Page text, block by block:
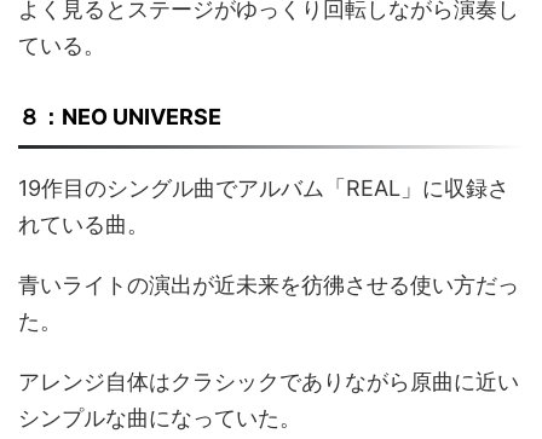
よく見るとステージがゆっくり回転しながら演奏し
ている。
８：NEO UNIVERSE
19作目のシングル曲でアルバム「REAL」に収録さ
れている曲。
青いライトの演出が近未来を彷彿させる使い方だっ
た。
アレンジ自体はクラシックでありながら原曲に近い
シンプルな曲になっていた。